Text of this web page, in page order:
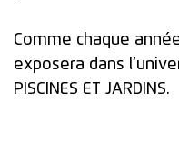
Comme chaque
exposera dans
PISCINES ET JARDINS.